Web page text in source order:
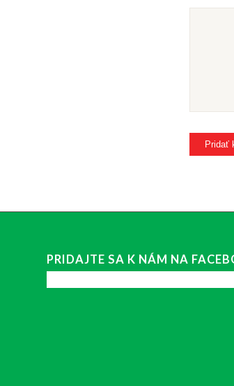
PRIDAJTE SA K NÁM NA